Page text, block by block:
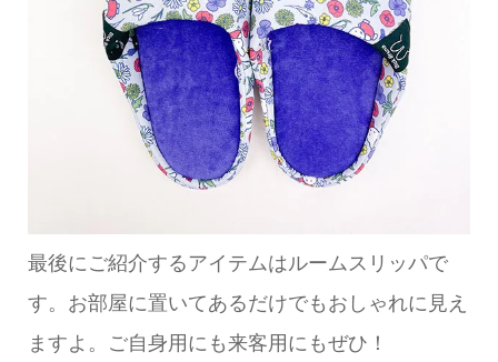
最後にご紹介するアイテムはルームスリッパで
す。お部屋に置いてあるだけでもおしゃれに見え
ますよ。ご自身用にも来客用にもぜひ！